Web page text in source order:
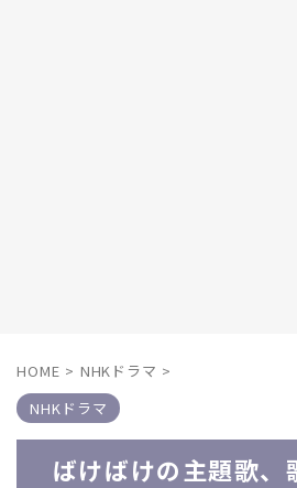
HOME > NHKドラマ >
NHKドラマ
ばけばけの主題歌、